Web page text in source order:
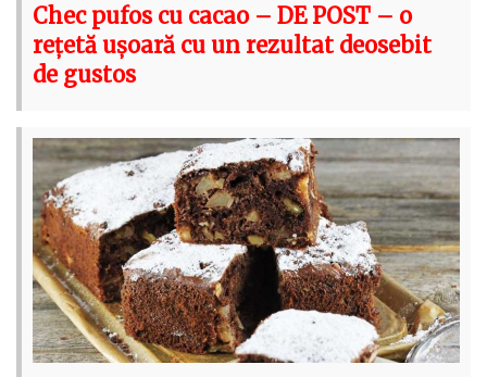
Chec pufos cu cacao – DE POST – o
rețetă ușoară cu un rezultat deosebit
de gustos